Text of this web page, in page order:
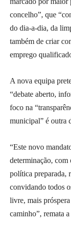
concelho”, que
do dia-a-dia, da
também de criar
emprego
A nova equipa
“debate aberto,
foco na
municipal” é outra
“Este novo
determinação,
política preparada,
convidando todos
livre, mais
caminho”, remata